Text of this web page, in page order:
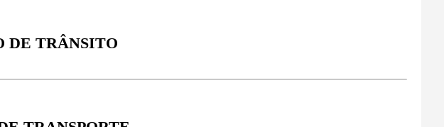
DE TRÂNSITO